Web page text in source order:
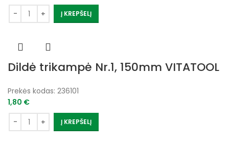
Į KREPŠELĮ
Dildė trikampė Nr.1, 150mm VITATOOL
Prekės kodas: 236101
1,80 €
Į KREPŠELĮ